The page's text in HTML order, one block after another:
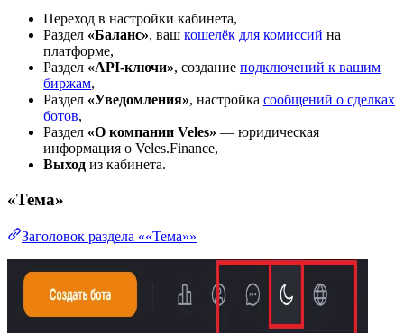
Переход в настройки кабинета,
Раздел «Баланс», ваш кошелёк для комиссий на
платформе,
Раздел «API-ключи», создание подключений к вашим
биржам,
Раздел «Уведомления», настройка сообщений о сделках
ботов,
Раздел «О компании Veles» — юридическая
информация о Veles.Finance,
Выход из кабинета.
«Тема»
Заголовок раздела ««Тема»»